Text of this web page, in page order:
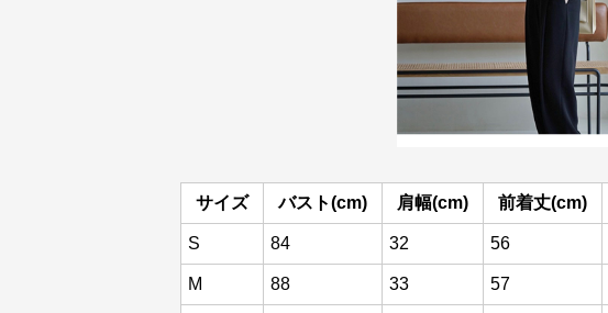
サイズ バスト(cm) 肩幅(cm) 前着丈(cm)
S 84 32 56
M 88 33 57